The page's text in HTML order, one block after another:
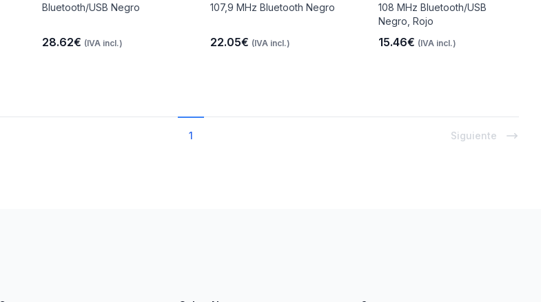
Bluetooth/USB Negro
28.62€ (IVA incl.)
107,9 MHz Bluetooth Negro
22.05€ (IVA incl.)
108 MHz Bluetooth/USB
Negro, Rojo
15.46€ (IVA incl.)
1 Siguiente